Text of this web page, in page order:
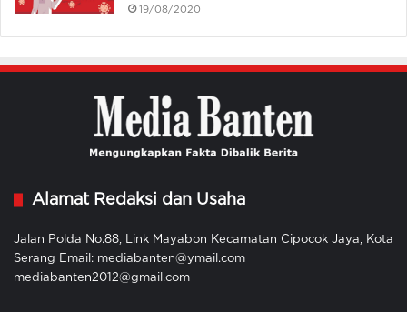
19/08/2020
Alamat Redaksi dan Usaha
Jalan Polda No.88, Link Mayabon Kecamatan Cipocok Jaya, Kota
Serang Email: mediabanten@ymail.com
mediabanten2012@gmail.com